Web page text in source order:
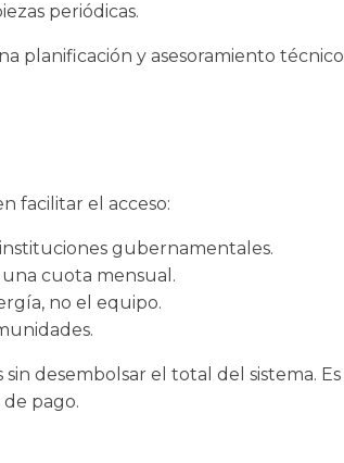
periódicas.
planificación y asesoramiento técnico
facilitar el acceso:
instituciones gubernamentales.
una cuota mensual.
no el equipo.
desembolsar el total del sistema. Es
pago.